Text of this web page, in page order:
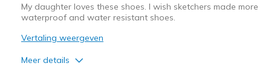
My daughter loves these shoes. I wish sketchers made more
waterproof and water resistant shoes.
Vertaling weergeven
Meer details